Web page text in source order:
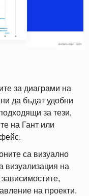
за диаграми на
да бъдат удобни
за тези,
на Гант или
са визуално
визуализация на
на проекти.